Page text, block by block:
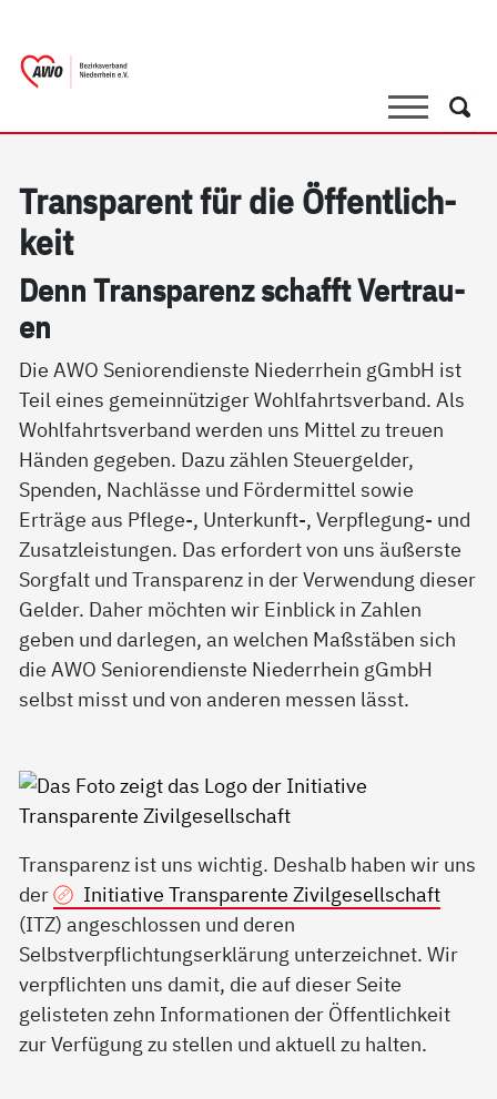
SucheSuche
Tran­s­pa­rent für die Öf­f­ent­lich­
keit
Denn Tran­s­pa­renz schafft Ver­trau­
en
Die AWO Seniorendienste Niederrhein gGmbH ist
Teil eines gemeinnütziger Wohlfahrtsverband. Als
Wohlfahrtsverband werden uns Mittel zu treuen
Händen gegeben. Dazu zählen Steuergelder,
Spenden, Nachlässe und Fördermittel sowie
Erträge aus Pflege-, Unterkunft-, Verpflegung- und
Zusatzleistungen. Das erfordert von uns äußerste
Sorgfalt und Transparenz in der Verwendung dieser
Gelder. Daher möchten wir Einblick in Zahlen
geben und darlegen, an welchen Maßstäben sich
die AWO Seniorendienste Niederrhein gGmbH
selbst misst und von anderen messen lässt.
Transparenz ist uns wichtig. Deshalb haben wir uns
der
Initiative Transparente Zivilgesellschaft
(ITZ) angeschlossen und deren
Selbstverpflichtungserklärung unterzeichnet. Wir
verpflichten uns damit, die auf dieser Seite
gelisteten zehn Informationen der Öffentlichkeit
zur Verfügung zu stellen und aktuell zu halten.